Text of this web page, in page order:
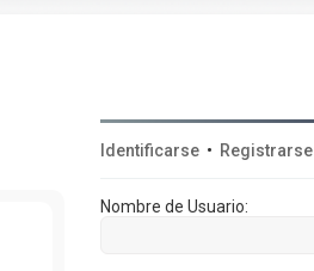
Identificarse • Registrarse
Nombre de Usuario: